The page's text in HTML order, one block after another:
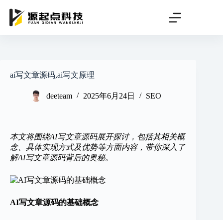
容
ai写文章源码,ai写文原理
deeteam 2025年6月24日 SEO
本文将围绕AI写文章源码展开探讨，包括其相关概
念、具体实现方式及优势等方面内容，带你深入了
解AI写文章源码背后的奥秘。
AI写文章源码的基础概念